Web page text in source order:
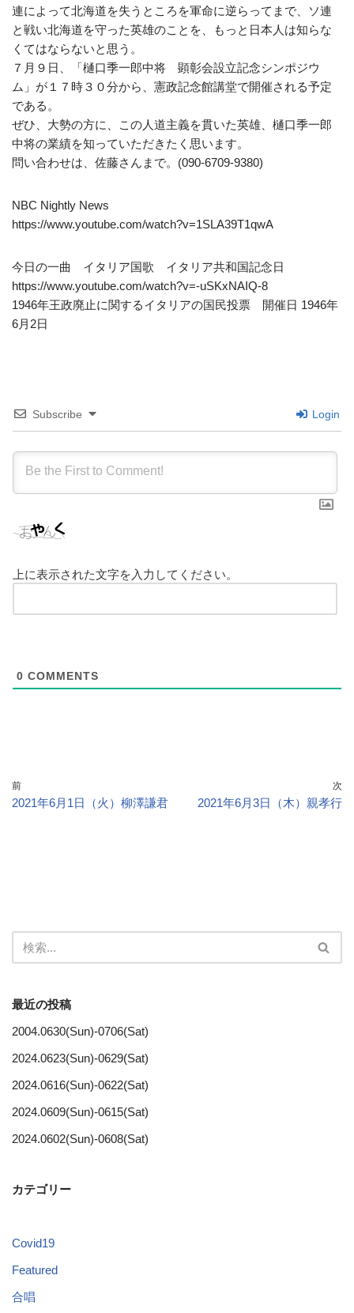
連によって北海道を失うところを軍命に逆らってまで、ソ連
と戦い北海道を守った英雄のことを、もっと日本人は知らな
くてはならないと思う。
７月９日、「樋口季一郎中将 顕彰会設立記念シンポジウ
ム」が１７時３０分から、憲政記念館講堂で開催される予定
である。
ぜひ、大勢の方に、この人道主義を貫いた英雄、樋口季一郎
中将の業績を知っていただきたく思います。
問い合わせは、佐藤さんまで。(090-6709-9380)
NBC Nightly News
https://www.youtube.com/watch?v=1SLA39T1qwA
今日の一曲 イタリア国歌 イタリア共和国記念日
https://www.youtube.com/watch?v=-uSKxNAIQ-8
1946年王政廃止に関するイタリアの国民投票 開催日 1946年
6月2日
Subscribe Login
上に表示された文字を入力してください。
0 COMMENTS
前
2021年6月1日（火）柳澤謙君
次
2021年6月3日（木）親孝行
最近の投稿
2004.0630(Sun)-0706(Sat)
2024.0623(Sun)-0629(Sat)
2024.0616(Sun)-0622(Sat)
2024.0609(Sun)-0615(Sat)
2024.0602(Sun)-0608(Sat)
カテゴリー
Covid19
Featured
合唱